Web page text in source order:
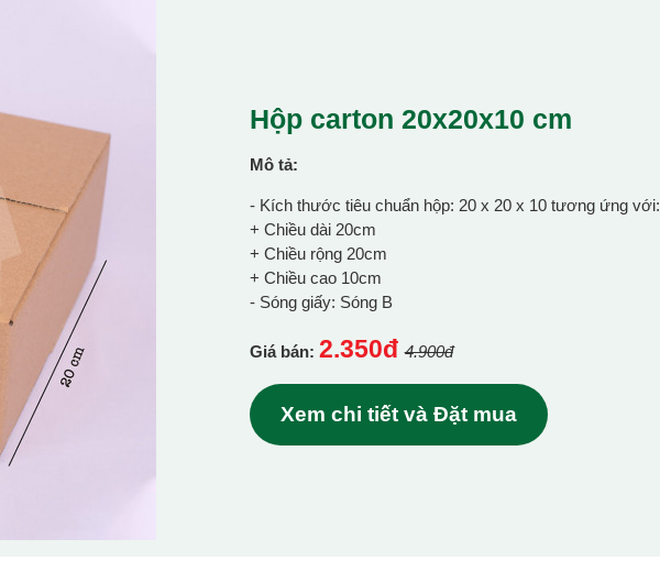
Hộp carton 20x20x10 cm
Mô tả:
- Kích thước tiêu chuẩn hộp: 20 x 20 x 10 tương ứng với:
+ Chiều dài 20cm
+ Chiều rộng 20cm
+ Chiều cao 10cm
- Sóng giấy: Sóng B
Giá bán: 2.350đ 4.900đ
Xem chi tiết và Đặt mua